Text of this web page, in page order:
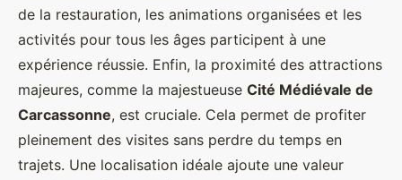
de la restauration, les animations organisées et les
activités pour tous les âges participent à une
expérience réussie. Enfin, la proximité des attractions
majeures, comme la majestueuse Cité Médiévale de
Carcassonne, est cruciale. Cela permet de profiter
pleinement des visites sans perdre du temps en
trajets. Une localisation idéale ajoute une valeur